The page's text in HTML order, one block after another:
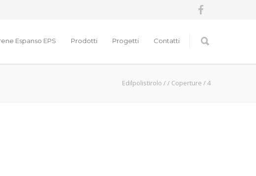
Espanso EPS Prodotti Progetti Contatti
Edilpolistirolo // Coperture /4